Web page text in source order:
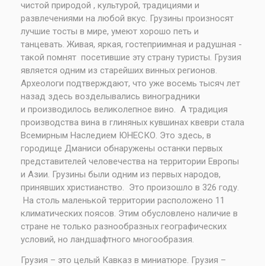
чистой природой , культурой, традициями и
развлечениями на любой вкус. Грузины произносят
лучшие тосты в мире, умеют хорошо петь и
танцевать. Живая, яркая, гостеприимная и радушная -
такой помнят посетившие эту страну туристы. Грузия
является одним из старейших винных регионов.
Археологи подтверждают, что уже восемь тысяч лет
назад здесь возделывались виноградники
и производилось великолепное вино. А традиция
производства вина в глиняных кувшинах квеври стала
Всемирным Наследием ЮНЕСКО. Это здесь, в
городище Дманиси обнаружены останки первых
представителей человечества на территории Европы
и Азии. Грузины были одним из первых народов,
принявших христианство. Это произошло в 326 году.
На столь маленькой территории расположено 11
климатических поясов. Этим обусловлено наличие в
стране не только разнообразных географических
условий, но ландшафтного многообразия.
Грузия – это целый Кавказ в миниатюре. Грузия –